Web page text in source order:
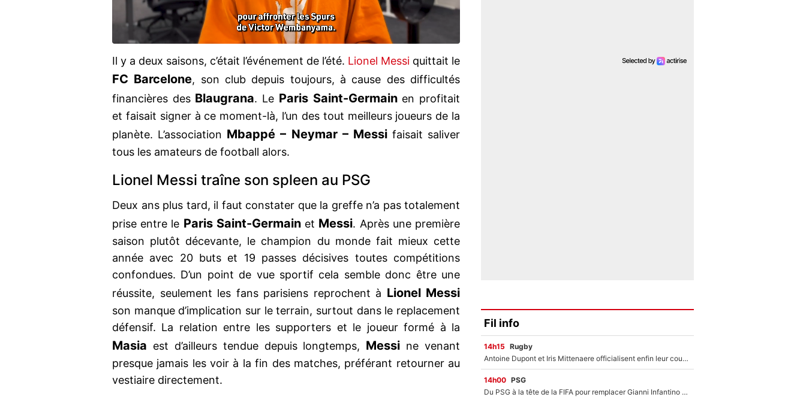
Il y a deux saisons, c’était l’événement de l’été. Lionel Messi quittait le
FC Barcelone, son club depuis toujours, à cause des difficultés
financières des Blaugrana. Le Paris Saint-Germainen profitait
et faisait signer à ce moment-là, l’un des tout meilleurs joueurs de la
planète. L’association Mbappé – Neymar – Messifaisait saliver
tous les amateurs de football alors.
Lionel Messi traîne son spleen au PSG
Deux ans plus tard, il faut constater que la greffe n’a pas totalement
prise entre le Paris Saint-Germainet Messi. Après une première
saison plutôt décevante, le champion du monde fait mieux cette
année avec 20 buts et 19 passes décisives toutes compétitions
confondues. D’un point de vue sportif cela semble donc être une
réussite, seulement les fans parisiens reprochent à Lionel Messi
son manque d’implication sur le terrain, surtout dans le replacement
défensif. La relation entre les supporters et le joueur formé à la
Masia est d’ailleurs tendue depuis longtemps, Messi ne venant
presque jamais les voir à la fin des matches, préférant retourner au
vestiaire directement.
Fil info
14h15 Rugby
Antoine Dupont et Iris Mittenaere officialisent enfin leur couple : La photo qui enflamme les réseaux sociaux
14h00 PSG
Du PSG à la tête de la FIFA pour remplacer Gianni Infantino ? «Il serait un mauvais président», le patron de la Liga s'attaque à Nasser Al-Khelaïfi !